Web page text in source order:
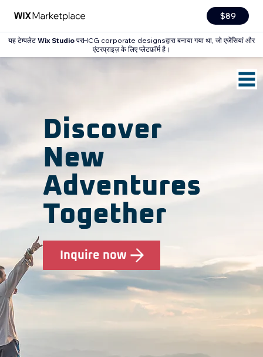
$89
यह टेम्पलेट Wix Studio परHCG corporate designsद्वारा बनाया गया था, जो एजेंसियां और
एंटरप्राइज़ के लिए प्लेटफ़ॉर्म है।